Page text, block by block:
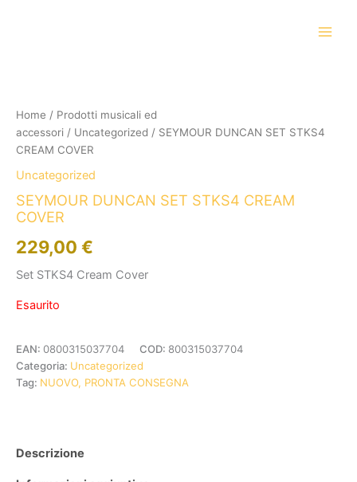
Home / Prodotti musicali ed
accessori / Uncategorized / SEYMOUR DUNCAN SET STKS4
CREAM COVER
Uncategorized
SEYMOUR DUNCAN SET STKS4 CREAM
COVER
229,00 €
Set STKS4 Cream Cover
Esaurito
EAN: 0800315037704 COD: 800315037704
Categoria: Uncategorized
Tag: NUOVO, PRONTA CONSEGNA
Descrizione